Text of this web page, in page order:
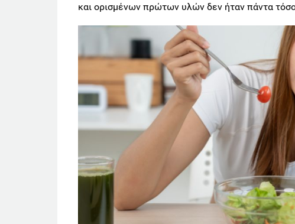
και ορισμένων πρώτων υλών δεν ήταν πάντα τόσο